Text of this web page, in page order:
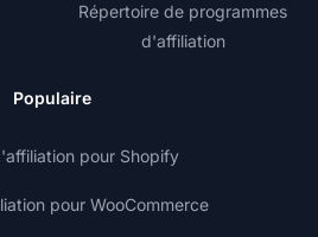
Répertoire de programmes
d'affiliation
Populaire
pour Shopify
pour WooCommerce